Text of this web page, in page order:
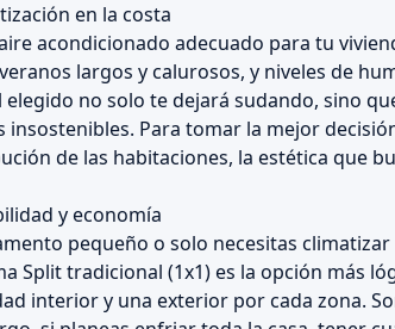
en la costa
acondicionado adecuado para tu
largos y calurosos, y niveles de
elegido no solo te dejará sudando, sino
insostenibles. Para tomar la mejor
de las habitaciones, la estética que
y economía
pequeño o solo necesitas
Split tradicional (1x1) es la opción más
interior y una exterior por cada zona.